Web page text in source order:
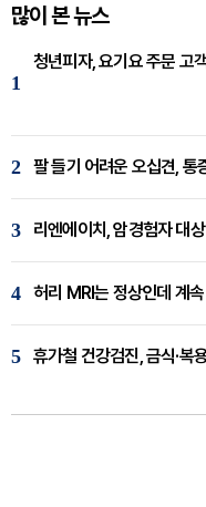
많이 본 뉴스
1
청년피자, 요기요 주문 고
2
3 리엔에이치, 암경험자 대
4 허리 MRI는 정상인데 계
5 휴가철 건강검진, 금식·복